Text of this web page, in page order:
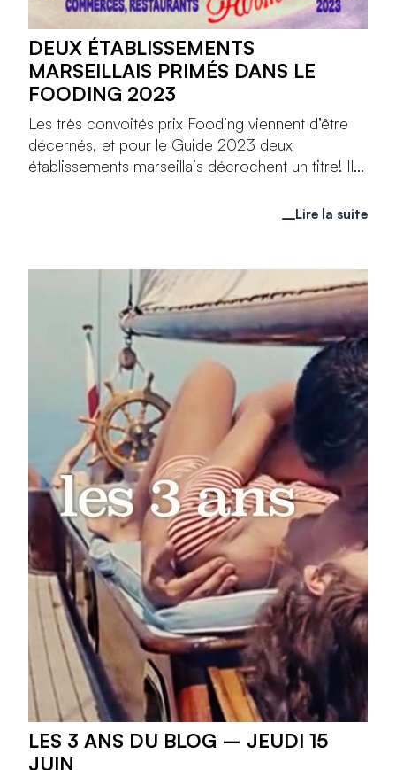
DEUX ÉTABLISSEMENTS
MARSEILLAIS PRIMÉS DANS LE
FOODING 2023
Les très convoités prix Fooding viennent d’être
décernés, et pour le Guide 2023 deux
établissements marseillais décrochent un titre! Il...
Lire la suite
LES 3 ANS DU BLOG – JEUDI 15
JUIN